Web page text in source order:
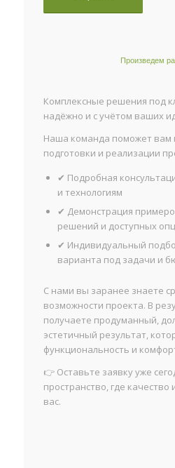
Произведем
Комплексные решения под
надёжно и с учётом ваших
Наша команда поможет вам
подготовки и реализации
✔ Подробная
и технологиям
✔ Демонстрация
решений и доступных
✔ Индивидуальный
варианта под задачи и
С нами вы заранее знаете
возможности проекта. В
получаете продуманный,
эстетичный результат,
функциональность и
👉 Оставьте заявку уже
пространство, где
вас.